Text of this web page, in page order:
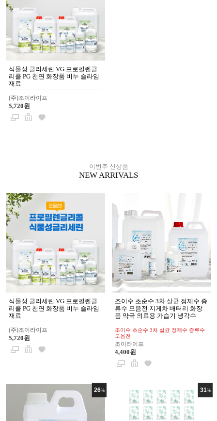
식물성 글리세린 VG 프로필렌글
리콜 PG 천연 화장품 비누 슬라임
재료
(주)조이라이프
5,720원
이번주 신상품
NEW ARRIVALS
식물성 글리세린 VG 프로필렌글
리콜 PG 천연 화장품 비누 슬라임
재료
(주)조이라이프
5,720원
조이수 초순수 3차 살균 정제수 증
류수 모음전 지게차 배터리 화장
품 약국 의료용 가습기 냉각수
조이수 초순수 3차 살균 정제수 증류수
모음전
조이라이프
4,400원
26% 31%